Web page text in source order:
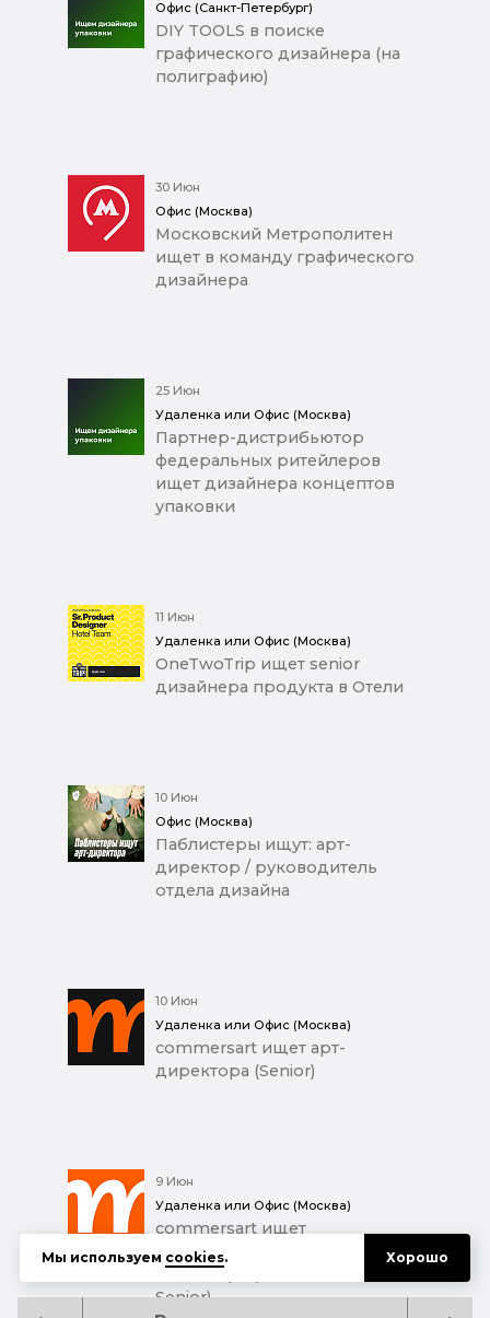
Офис (Санкт-Петербург)
DIY TOOLS в поиске
графического дизайнера (на
полиграфию)
30 Июн
Офис (Москва)
Московский Метрополитен
ищет в команду графического
дизайнера
25 Июн
Удаленка или Офис (Москва)
Партнер-дистрибьютор
федеральных ритейлеров
ищет дизайнера концептов
упаковки
11 Июн
Удаленка или Офис (Москва)
OneTwoTrip ищет senior
дизайнера продукта в Отели
10 Июн
Офис (Москва)
Паблистеры ищут: арт-
директор / руководитель
отдела дизайна
10 Июн
Удаленка или Офис (Москва)
commersart ищет арт-
директора (Senior)
9 Июн
Удаленка или Офис (Москва)
commersart ищет
коммуникационного
Senior)
Мы используем cookies. Хорошо